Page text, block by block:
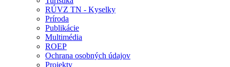
RÚVZ TN - Kyselky
Príroda
Publikácie
Multimédia
ROEP
Ochrana osobných údajov
Projekty